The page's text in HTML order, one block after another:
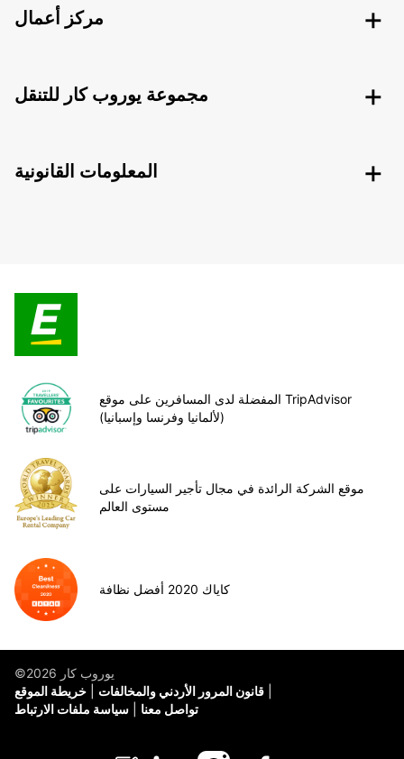
مركز أعمال
مجموعة يوروب كار للتنقل
المعلومات القانونية
المفضلة لدى المسافرين على موقع TripAdvisor
(لألمانيا وفرنسا وإسبانيا)
موقع الشركة الرائدة في مجال تأجير السيارات على
مستوى العالم
كاياك 2020 أفضل نظافة
©يوروب كار 2026
خريطة الموقع
قانون المرور الأردني والمخالفات
سياسة ملفات الارتباط
تواصل معنا